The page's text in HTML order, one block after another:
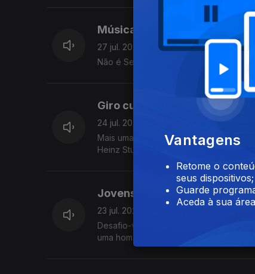
Música a dar com um pau
27 jul. 2026
Não é Sexta-feira da Música Nova,
Giro cultural
24 jul. 2026
Mais uma Sexta da Música Nova, mas
Heinz Stucke.
Jovens que se
23 jul. 2026
Desafio-vos a dizer desenvencilharam
uma homenagem a Amy Winehouse e
Vantagens
Retome o
seus dispositivos;
Guarde
Aceda à sua